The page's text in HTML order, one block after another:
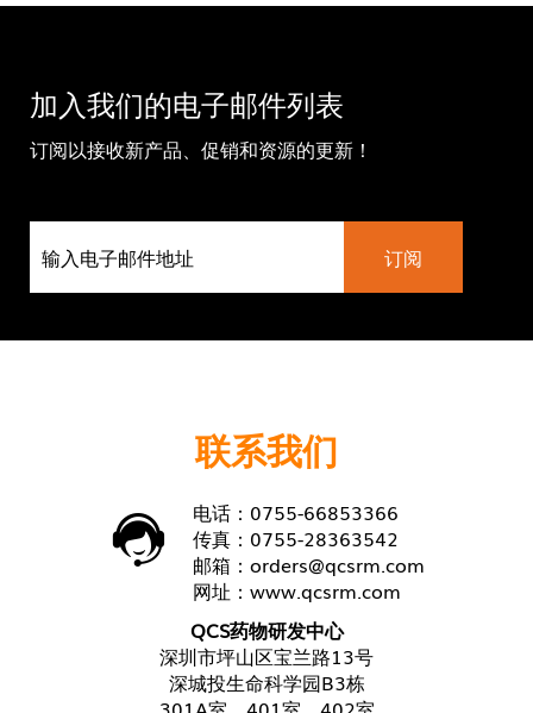
加入我们的电子邮件列表
订阅以接收新产品、促销和资源的更新！
联系我们
电话：0755-66853366
传真：0755-28363542
邮箱： orders@qcsrm.com
网址： www.qcsrm.com
QCS药物研发中心
深圳市坪山区宝兰路13号
深城投生命科学园B3栋